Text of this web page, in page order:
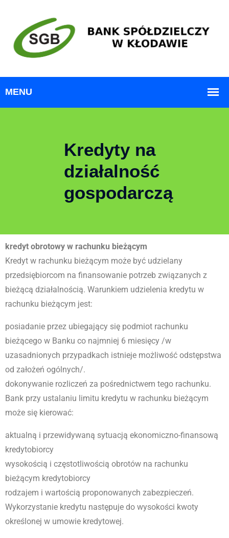
Kredyty na
działalność
gospodarczą
kredyt obrotowy w rachunku bieżącym
Kredyt w rachunku bieżącym może być udzielany
przedsiębiorcom na finansowanie potrzeb związanych z
bieżącą działalnością. Warunkiem udzielenia kredytu w
rachunku bieżącym jest:
posiadanie przez ubiegający się podmiot rachunku
bieżącego w Banku co najmniej 6 miesięcy /w
uzasadnionych przypadkach istnieje możliwość odstępstwa
od założeń ogólnych/.
dokonywanie rozliczeń za pośrednictwem tego rachunku.
Bank przy ustalaniu limitu kredytu w rachunku bieżącym
może się kierować:
aktualną i przewidywaną sytuacją ekonomiczno-finansową
kredytobiorcy
wysokością i częstotliwością obrotów na rachunku
bieżącym kredytobiorcy
rodzajem i wartością proponowanych zabezpieczeń.
Wykorzystanie kredytu następuje do wysokości kwoty
określonej w umowie kredytowej.